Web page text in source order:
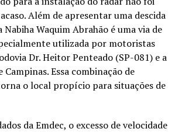
Além de apresentar uma descida
Nabiha Waquim Abrahão é uma via de
utilizada por motoristas
Dr. Heitor Penteado (SP-081) e a
Essa combinação de
o local propício para situações de
da Emdec, o excesso de velocidade